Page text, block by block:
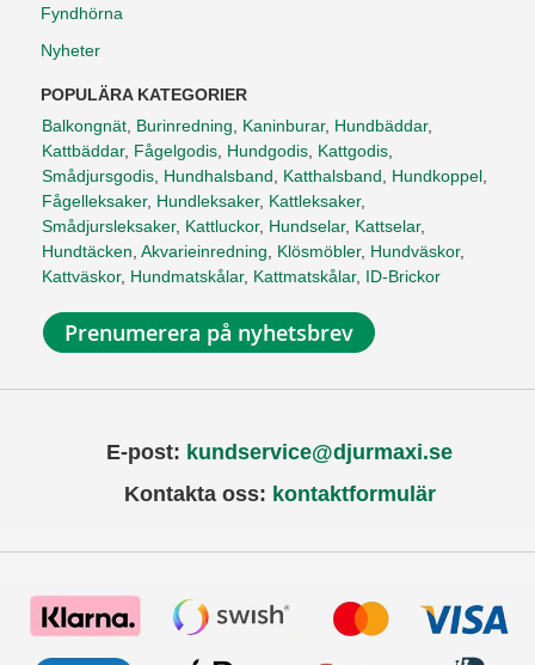
Fyndhörna
Nyheter
POPULÄRA KATEGORIER
Balkongnät, Burinredning, Kaninburar, Hundbäddar,
Kattbäddar, Fågelgodis, Hundgodis, Kattgodis,
Smådjursgodis, Hundhalsband, Katthalsband, Hundkoppel,
Fågelleksaker, Hundleksaker, Kattleksaker,
Smådjursleksaker, Kattluckor, Hundselar, Kattselar,
Hundtäcken, Akvarieinredning, Klösmöbler, Hundväskor,
Kattväskor, Hundmatskålar, Kattmatskålar, ID-Brickor
Prenumerera på nyhetsbrev
E-post: kundservice@djurmaxi.se
Kontakta oss: kontaktformulär